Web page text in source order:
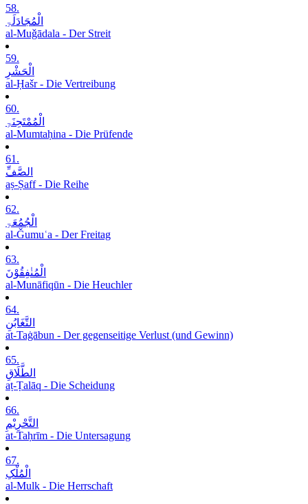
58.
الْمُجَادَلَۃِ
al-Muǧādala - Der Streit
59.
الْحَشْرِ
al-Ḥašr - Die Vertreibung
60.
الْمُمْتَحِنَۃِ
al-Mumtaḥina - Die Prüfende
61.
الصَّفِّ
aṣ-Ṣaff - Die Reihe
62.
الْجُمُعَۃِ
al-Ǧumuʿa - Der Freitag
63.
الْمُنٰفِقُوْنَ
al-Munāfiqūn - Die Heuchler
64.
التَّغَابُنِ
at-Taġābun - Der gegenseitige Verlust (und Gewinn)
65.
الطَّلَاقِ
aṭ-Ṭalāq - Die Scheidung
66.
التَّحْرِیْمِ
at-Taḥrīm - Die Untersagung
67.
الْمُلْکِ
al-Mulk - Die Herrschaft